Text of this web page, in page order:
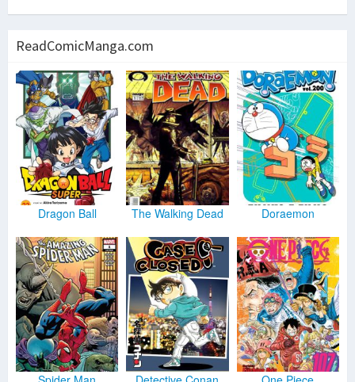
ReadComicManga.com
Dragon Ball The Walking Dead Doraemon